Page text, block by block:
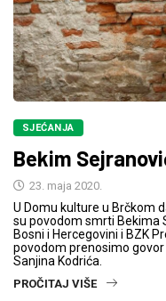
SJEĆANJA
Bekim
23. maja 2020.
U Domu kulture u Brčkom
su povodom smrti Bekima
Bosni i Hercegovini i BZK
povodom prenosimo govor
Sanjina Kodrića.
PROČITAJ VIŠE